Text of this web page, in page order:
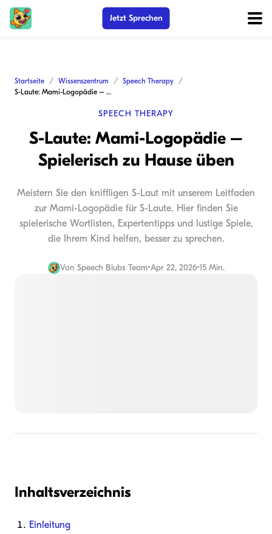
Jetzt Sprechen
Startseite Wissenszentrum
Speech Therapy
S-Laute: Mami-Logopädie – Spielerisch zu Hause üben
SPEECH THERAPY
S-Laute: Mami-Logopädie –
Spielerisch zu Hause üben
Meistern Sie den kniffligen S-Laut mit unserem Leitfaden
zur Mami-Logopädie für S-Laute. Hier finden Sie
spielerische Wortlisten, Expertentipps und lustige Spiele,
die Ihrem Kind helfen, besser zu sprechen.
Von Speech Blubs Team•Apr 22, 2026•15 Min.
Inhaltsverzeichnis
Einleitung